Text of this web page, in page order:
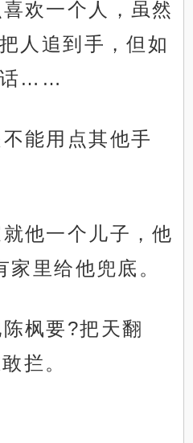
欢一个人，虽然
人追到手，但如
话……
能用点其他手
他一个儿子，他
里给他兜底。
枫要?把天翻
拦。